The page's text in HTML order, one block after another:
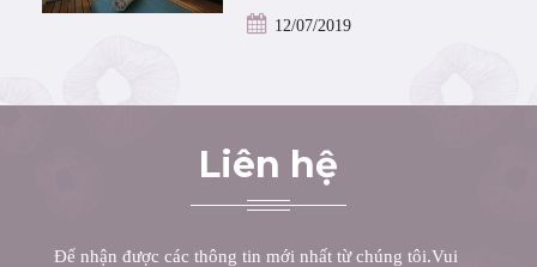
12/07/2019
Liên hệ
Để nhận được các thông tin mới nhất từ chúng tôi.Vui